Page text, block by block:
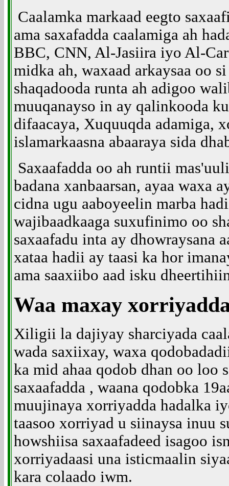
Caalamka markaad eegto
ama saxafadda caalamiga ah
BBC, CNN, Al-Jasiira iyo Al-
midka ah, waxaad arkaysaa oo
shaqadooda runta ah adigoo
muuqanayso in ay qalinkooda
difaacaya, Xuquuqda adamiga,
islamarkaasna abaaraya sida
Saxaafadda oo ah runtii
badana xanbaarsan, ayaa waxa
cidna ugu aaboyeelin marba
wajibaadkaaga suxufinimo oo
saxaafadu inta ay dhowraysana
xataa hadii ay taasi ka hor
ama saaxiibo aad isku
Waa maxay
Xiligii la dajiyay sharciyada
wada saxiixay, waxa
ka mid ahaa qodob dhan oo loo
saxaafadda , waana qodobka
muujinaya xorriyadda hadalka
taasoo xorriyad u siinaysa inuu
howshiisa saxaafadeed isagoo
xorriyadaasi una isticmaalin
kara colaado iwm.